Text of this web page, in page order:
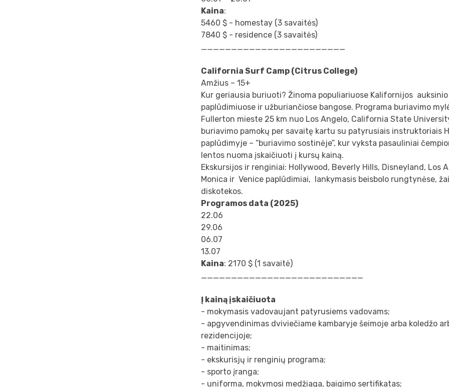
Kaina:
5460 $ - homestay (3 savaitės)
7840 $ - residence (3 savaitės)
Сalifornia Surf Camp (Citrus College)
Amžius – 15+
Kur geriausia buriuoti? Žinoma populiariuose Kalifornijos
paplūdimiuose ir užburiančiose bangose. Programa buriavimo
Fullerton mieste 25 km nuo Los Angelo, California State
buriavimo pamokų per savaitę kartu su patyrusiais instruktoriais
paplūdimyje – “buriavimo sostinėje”, kur vyksta pasauliniai
lentos nuoma įskaičiuoti į kursų kainą.
Ekskursijos ir renginiai: Hollywood, Beverly Hills, Disneyland, Los
Monica ir Venice paplūdimiai, lankymasis beisbolo rungtynėse,
diskotekos.
Programos data (2025)
22.06
29.06
06.07
13.07
Kaina: 2170 $ (1 savaitė)
Į kainą įskaičiuota
- mokymasis vadovaujant patyrusiems vadovams;
- apgyvendinimas dviviečiame kambaryje šeimoje arba koledžo
rezidencijoje;
- maitinimas;
- ekskurisjų ir renginių programa;
- sporto įranga;
- uniforma, mokymosi medžiaga, baigimo sertifikatas;